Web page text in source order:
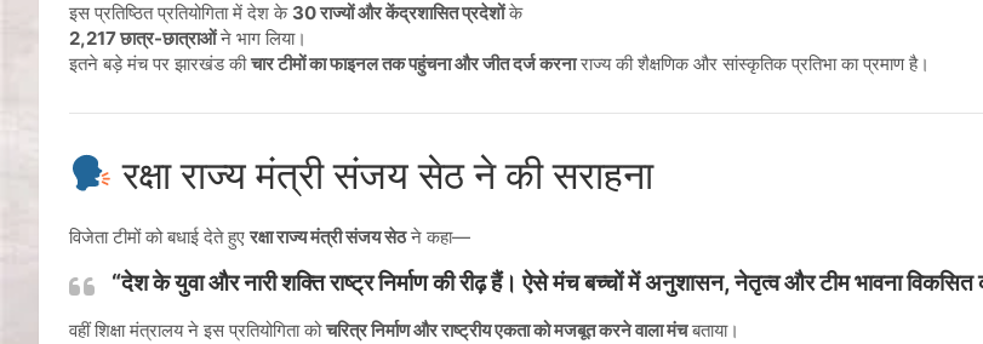
इस प्रतिष्ठित प्रतियोगिता में देश के 30 राज्यों और केंद्रशासित प्रदेशोंके
2,217 छात्र-छात्राओंने भाग लिया।
इतने बड़े मंच पर झारखंड कीचार टीमों का फाइनल तक पहुंचना और जीत दर्ज करनाराज्य की शैक्षणिक और सांस्कृतिक प्रतिभा का प्रमाण है।
रक्षा राज्य मंत्री संजय सेठ ने की सराहना
विजेता टीमों को बधाई देते हुएरक्षा राज्य मंत्री संजय सेठने कहा—
“देश के युवा और नारी शक्ति राष्ट्र निर्माण की रीढ़ हैं। ऐसे मंच बच्चों में अनुशासन, नेतृत्व और टीम भावना
वहीं शिक्षा मंत्रालय ने इस प्रतियोगिता कोचरित्र निर्माण और राष्ट्रीय एकता को मजबूत करने वाला मंचबताया।